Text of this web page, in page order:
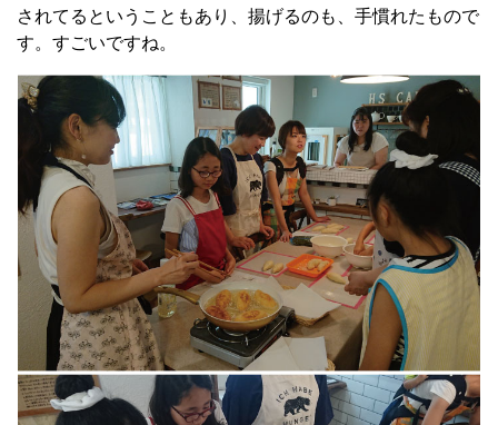
されてるということもあり、揚げるのも、手慣れたもので
す。すごいですね。